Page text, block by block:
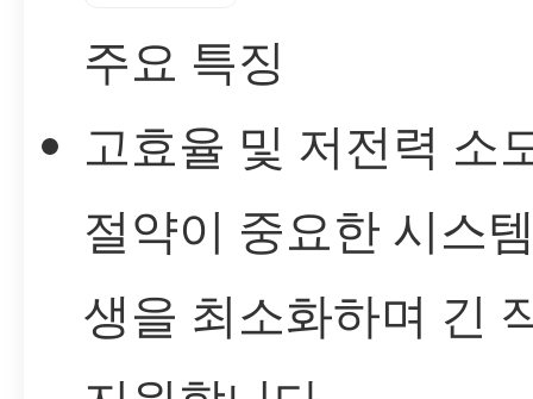
주요 특징
고효율 및 저전력 소
절약이 중요한 시스
생을 최소화하며 긴